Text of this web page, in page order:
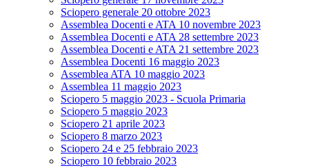
Sciopero generale 20 ottobre 2023
Assemblea Docenti e ATA 10 novembre 2023
Assemblea Docenti e ATA 28 settembre 2023
Assemblea Docenti e ATA 21 settembre 2023
Assemblea Docenti 16 maggio 2023
Assemblea ATA 10 maggio 2023
Assemblea 11 maggio 2023
Sciopero 5 maggio 2023 - Scuola Primaria
Sciopero 5 maggio 2023
Sciopero 21 aprile 2023
Sciopero 8 marzo 2023
Sciopero 24 e 25 febbraio 2023
Sciopero 10 febbraio 2023